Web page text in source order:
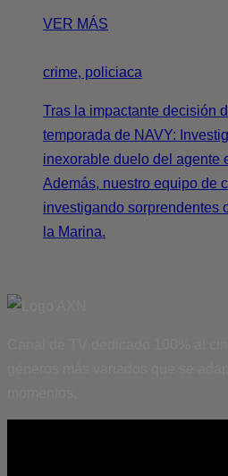
VER MÁS
crime, policiaca
Tras la impactante decisión
temporada de NAVY:
inexorable duelo del agente
Además, nuestro equipo de
investigando sorprendentes
la Marina.